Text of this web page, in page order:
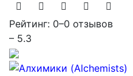
Рейтинг: 0–0 отзывов
– 5.3